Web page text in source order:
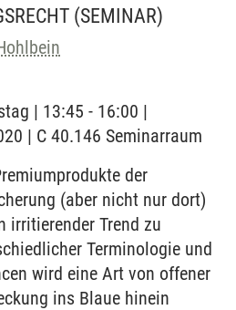
(SEMINAR)
| 13:45 - 16:00 |
| C 40.146 Seminarraum
der
(aber nicht nur dort)
irritierender Trend zu
Terminologie und
wird eine Art von offener
ins Blaue hinein